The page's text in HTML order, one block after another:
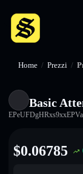
Home / Prezzi /
Basic
$0.06785